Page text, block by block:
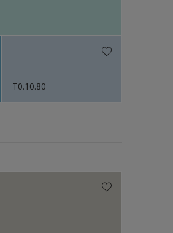
T0.10.80